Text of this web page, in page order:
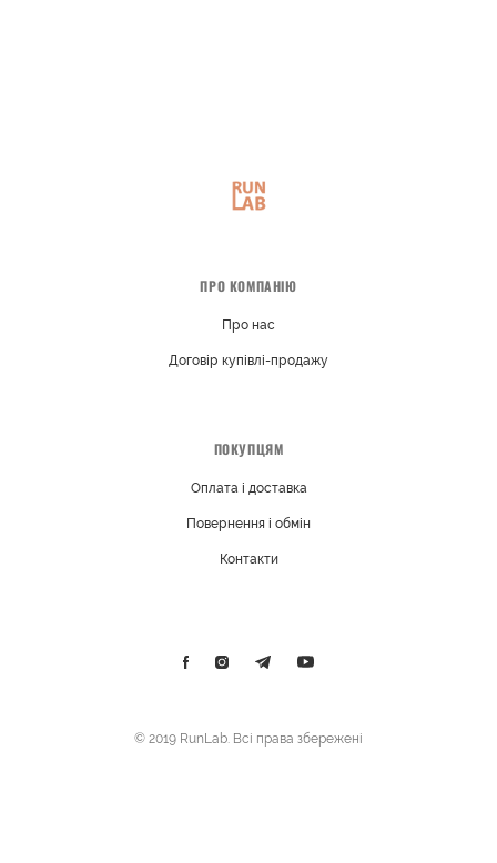
ПРО КОМПАНІЮ
Про нас
Договір купівлі-продажу
ПОКУПЦЯМ
Оплата і доставка
Повернення і обмін
Контакти
© 2019 RunLab. Всі права збережені